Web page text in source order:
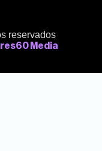
reservados
Media